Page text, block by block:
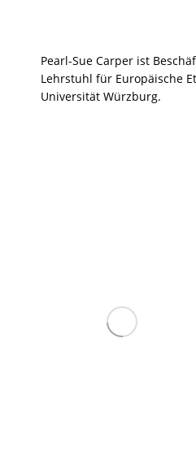
Pearl-Sue Carper ist
Lehrstuhl für Europäische
Universität Würzburg.